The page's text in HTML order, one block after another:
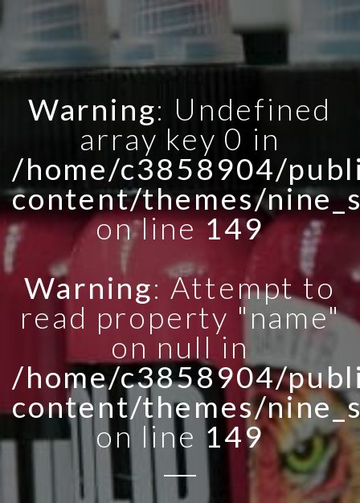
Warning: Undefined
array key 0 in
/home/c3858904/
content/themes/
on line149
Warning: Attempt to
read property "name"
on null in
/home/c3858904/
content/themes/
on line 149